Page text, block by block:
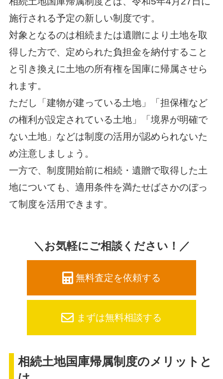
施行される予定の新しい制度です。
対象となるのは相続または遺贈により土地を取
得した方で、定められた負担金を納付すること
と引き換えに土地の所有権を国庫に帰属させら
れます。
ただし「建物が建っている土地」「担保権など
の権利が設定されている土地」「境界が明確で
ない土地」などは制度の活用が認められないた
め注意しましょう。
一方で、制度開始前に相続・遺贈で取得した土
地についても、適用条件を満たせばさかのぼっ
て制度を活用できます。
＼お気軽にご相談ください！／
無料査定を依頼する
まずは無料相談する
相続土地国庫帰属制度のメリットと